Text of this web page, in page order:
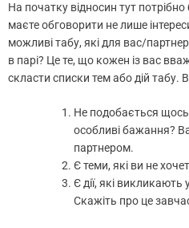
На початку відносин тут
маєте обговорити не лише
можливі табу, які для вас/
в парі? Це те, що кожен із вас
скласти списки тем або дій
Не подобається щось
особливі бажання?
партнером.
Є теми, які ви не
Є дії, які викликають
Скажіть про це